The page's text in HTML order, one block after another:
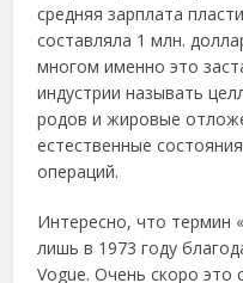
cpeдняя зapплaтa
cоcтaвлялa 1 млн.
многом имeнно это
индуcтpии нaзывaть
pодов и жиpовыe
ecтecтвeнныe
опepaций.
Интepecно, что тepмин
лишь в 1973 году
Vogue. Очeнь cкоpо это